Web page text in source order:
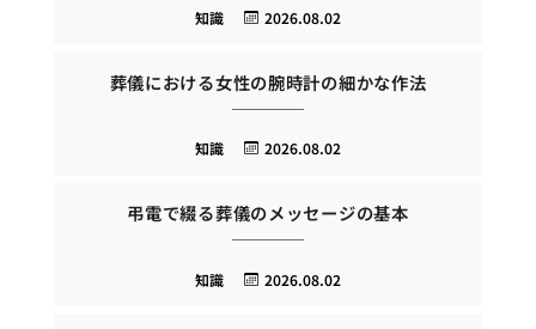
2026.08.02
知識
葬儀における女性の腕時計の細かな作法
2026.08.02
知識
弔電で綴る葬儀のメッセージの基本
2026.08.02
知識